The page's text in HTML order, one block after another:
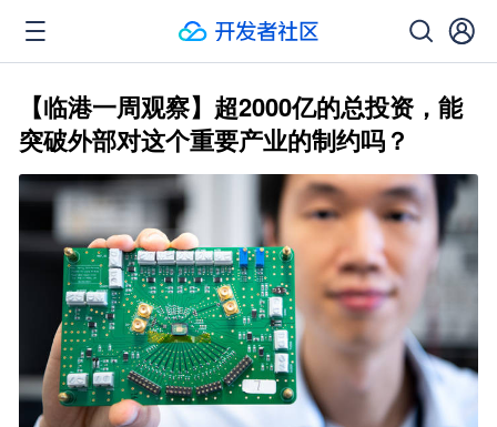
【临港一周观察】超2000亿的总投资，能
突破外部对这个重要产业的制约吗？